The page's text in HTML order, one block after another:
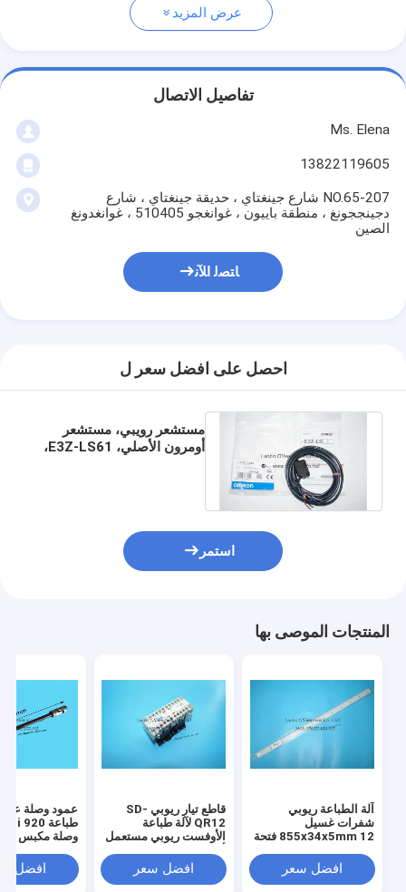
عرض المزيد
تفاصيل الاتصال
Ms. Elena
13822119605
207-NO.65 شارع جينغتاي ، حديقة جينغتاي ، شارع
دجينججونغ ، منطقة باييون ، غوانغجو 510405 ، غوانغدونغ
الصين
ﺎﺘﺼﻟ ﺍﻶﻧ
احصل على افضل سعر ل
مستشعر رويبي، مستشعر
أومرون الأصلي، E3Z-LS61،
استمر
المنتجات الموصى بها
آلة الطباعة ريوبي
شفرات غسيل
855x34x5mm 12 فتحة
ريوبي 750
افضل سعر
قاطع تيار ريوبي SD-
QR12 لآلة طباعة
الأوفست ريوبي مستعمل
فولت
افضل سعر
عمود وصلة
وصلة مكبس Ryobi
افضل